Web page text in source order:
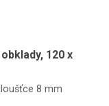
120 x
8 mm